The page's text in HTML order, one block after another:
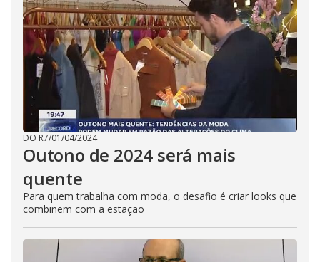
DO R7/01/04/2024
Outono de 2024 será mais
quente
Para quem trabalha com moda, o desafio é criar looks que
combinem com a estação